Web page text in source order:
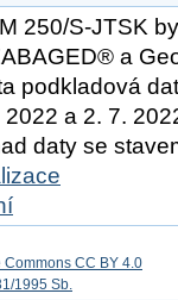
250/S-JTSK
a
podkladová
2022 a 2. 7.
daty se
Commons CC BY 4.0
1995 Sb.